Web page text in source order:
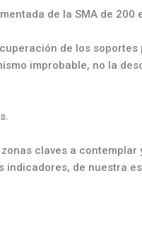
de la SMA de 200
de los
improbable, no la
claves a
indicadores, de nuestra